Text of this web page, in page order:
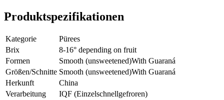
Produktspezifikationen
Kategorie
Pürees
Brix
8-16° depending on fruit
Formen
Smooth (unsweetened)With Guaraná
Größen/Schnitte Smooth (unsweetened)With Guaraná
Herkunft
China
Verarbeitung
IQF (Einzelschnellgefroren)